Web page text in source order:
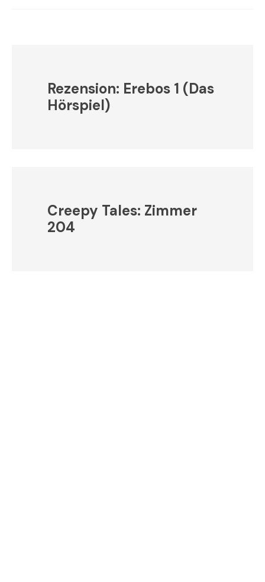
Rezension: Erebos 1 (Das
Hörspiel)
Creepy Tales: Zimmer
204